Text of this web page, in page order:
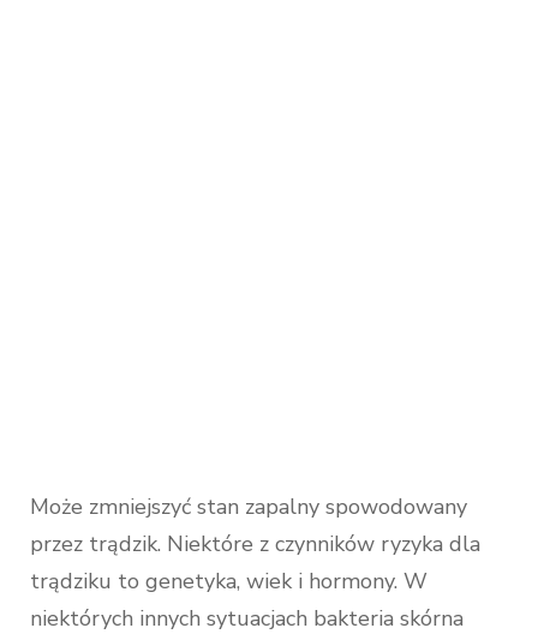
Może zmniejszyć stan zapalny spowodowany
przez trądzik. Niektóre z czynników ryzyka dla
trądziku to genetyka, wiek i hormony. W
niektórych innych sytuacjach bakteria skórna